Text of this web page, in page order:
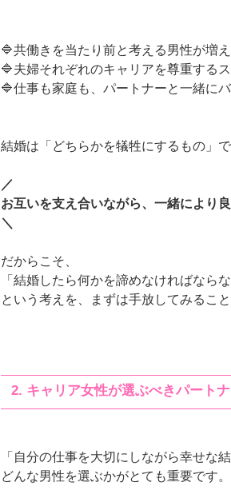
🔷共働きを当たり前と考える男性が増
🔷夫婦それぞれのキャリアを尊重する
🔷仕事も家庭も、パートナーと一緒に
結婚は「どちらかを犠牲にするもの」で
／
お互いを支え合いながら、一緒により
＼
だからこそ、
「結婚したら何かを諦めなければならな
という考えを、まずは手放してみること
2. キャリア女性が選ぶべきパート
「自分の仕事を大切にしながら幸せな
どんな男性を選ぶかがとても重要です。